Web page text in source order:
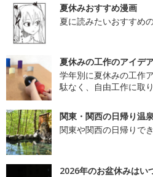
夏休みおすすめ漫画
夏に読みたいおすすめ
夏休みの工作のアイデ
学年別に夏休みの工作
駄なく、自由工作に取
関東・関西の日帰り温
関東や関西の日帰りで
2026年のお盆休みはい